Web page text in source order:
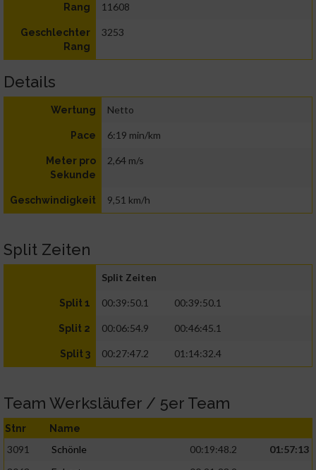
Rang 11608
Geschlechter
Rang
3253
Details
Wertung Netto
Pace 6:19 min/km
Meter pro
Sekunde
2,64 m/s
Geschwindigkeit 9,51 km/h
Split Zeiten
Split Zeiten
Split 1 00:39:50.1 00:39:50.1
Split 2 00:06:54.9 00:46:45.1
Split 3 00:27:47.2 01:14:32.4
Team Werksläufer / 5er Team
Stnr Name
3091 Schönle 00:19:48.2
01:57:13